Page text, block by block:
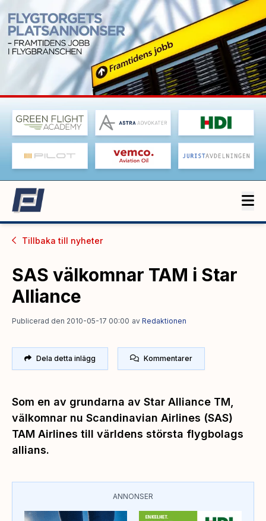
Tillbaka till nyheter
SAS välkomnar TAM i Star
Alliance
Publicerad den 2010-05-17 00:00 av Redaktionen
Dela detta inlägg Kommentarer
Som en av grundarna av Star Alliance TM,
välkomnar nu Scandinavian Airlines (SAS)
TAM Airlines till världens största flygbolags
allians.
ANNONSER